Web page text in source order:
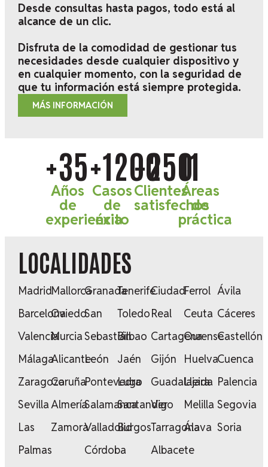
Desde consultas hasta pagos, todo está al
alcance de un clic.
Disfruta de la comodidad de gestionar tus
necesidades desde cualquier dispositivo y
en cualquier momento, con la seguridad de
que tu información está siempre protegida.
MÁS INFORMACIÓN
+35
Años
de
experiencia
+1200
Casos
de
éxito
+250
Clientes
satisfechos
11
Áreas
de
práctica
LOCALIDADES
Madrid
Barcelona
Valencia
Málaga
Zaragoza
Sevilla
Las
Palmas
Mallorca
Oviedo
Murcia
Alicante
Coruña
Almería
Zamora
Granada
San
Sebastián
León
Pontevedra
Salamanca
Valladolid
Córdoba
Tenerife
Toledo
Bilbao
Jaén
Lugo
Santander
Burgos
Ciudad
Real
Cartagena
Gijón
Guadalajara
Vigo
Tarragona
Albacete
Ferrol
Ceuta
Ourense
Huelva
Lleida
Melilla
Álava
Ávila
Cáceres
Castellón
Cuenca
Palencia
Segovia
Soria